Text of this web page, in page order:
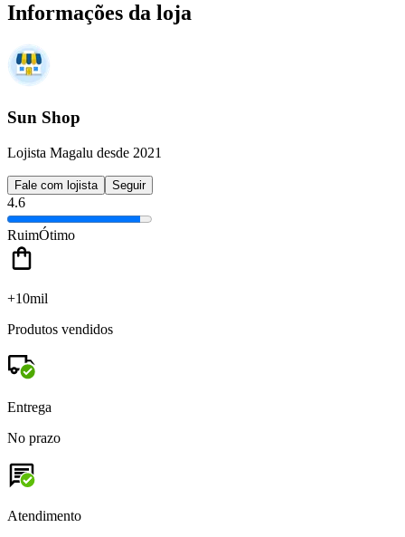
Informações da loja
Sun Shop
Lojista Magalu desde 2021
Fale com lojista Seguir
4.6
RuimÓtimo
+10mil
Produtos vendidos
Entrega
No prazo
Atendimento